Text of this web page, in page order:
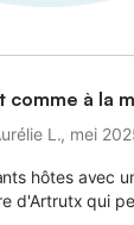
comme à la
L., mei
hôtes avec
d'Artrutx qui